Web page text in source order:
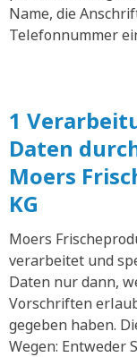
Name, die
Telefonnummer
1
Daten
Moers
KG
Moers
verarbeitet und
Daten nur dann,
Vorschriften
gegeben haben.
Wegen: Entweder